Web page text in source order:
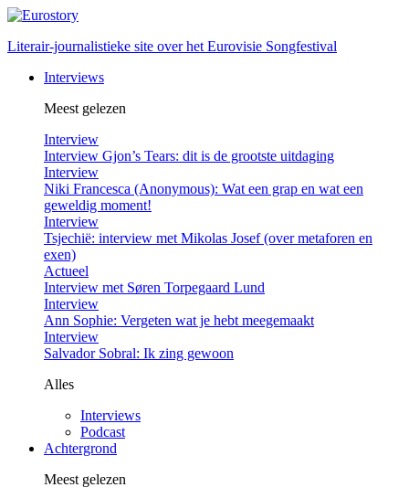
Literair-journalistieke site over het Eurovisie Songfestival
Interviews
Meest gelezen
Interview
Interview Gjon’s Tears: dit is de grootste uitdaging
Interview
Niki Francesca (Anonymous): Wat een grap en wat een
geweldig moment!
Interview
Tsjechië: interview met Mikolas Josef (over metaforen en
exen)
Actueel
Interview met Søren Torpegaard Lund
Interview
Ann Sophie: Vergeten wat je hebt meegemaakt
Interview
Salvador Sobral: Ik zing gewoon
Alles
Interviews
Podcast
Achtergrond
Meest gelezen